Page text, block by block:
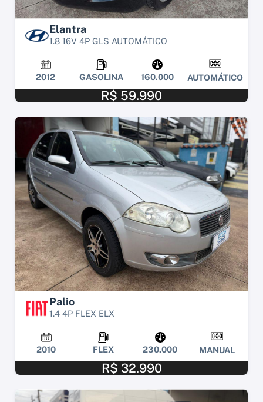
Elantra
1.8 16V 4P GLS AUTOMÁTICO
2012 GASOLINA 160.000 AUTOMÁTICO
R$ 59.990
Palio
1.4 4P FLEX ELX
2010 FLEX 230.000 MANUAL
R$ 32.990